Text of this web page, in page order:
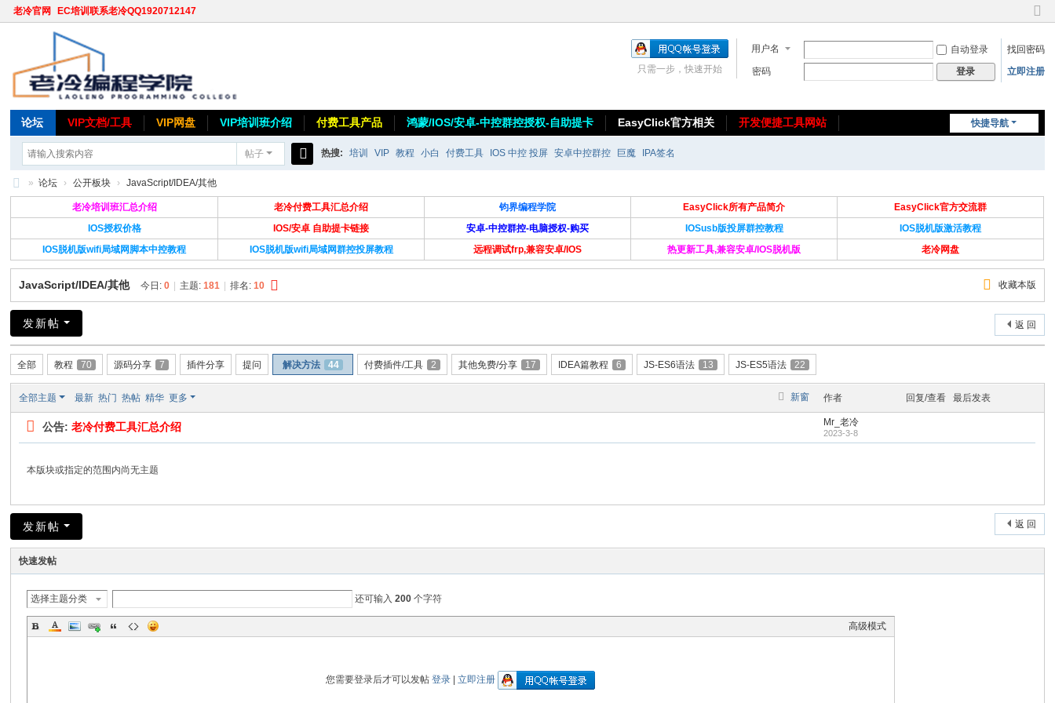
老冷官网 EC培训联系老冷QQ1920712147
切
到
窄
用户名 自动登录
找回密码
密码
登录 立即注册
只需一步，快速开始
快捷导航
论坛 VIP文档/工具 VIP网盘 VIP培训班介绍 付费工具产品 鸿蒙/IOS/安卓-中控群控授权-自助提卡 EasyClick官方相关
开发便捷工具网站
帖子
索
热搜: 培训 VIP 教程 小白 付费工具 IOS 中控 投屏 安卓中控群控 巨魔 IPA签名
» 论坛 › 公开板块 › JavaScript/IDEA/其他
老冷培训班汇总介绍 老冷付费工具汇总介绍 钧界编程学院 EasyClick所有产品简介
EasyClick官方交流群
IOS授权价格
IOS/安卓 自助提卡链接 安卓-中控群控-电脑授权-购买 IOSusb版投屏群控教程
IOS脱机版激活教程
IOS脱机版wifi局域网脚本中控教程
IOS脱机版wifi局域网群控投屏教程 远程调试frp,兼容安卓/IOS 热更新工具,兼容安卓/IOS脱机版 老冷网盘
收藏本版
JavaScript/IDEA/其他 今日:0 主题:181 排名:10
返 回
发新帖
全部 教程 70 源码分享 7 插件分享 提问 解决方法 44 付费插件/工具 2 其他免费/分享 17 IDEA篇教程 6 JS-ES6语法 13 JS-ES5语法 22
新窗
全部主题 最新 热门 热帖 精华 更多 作者 回复/查看 最后发表
公告:老冷付费工具汇总介绍 Mr_老冷
2023-3-8
本版块或指定的范围内尚无主题
返 回
发新帖
快速发帖
选择主题分类 还可输入200 个字符
高级模式
您需要登录后才可以发帖登录 |立即注册